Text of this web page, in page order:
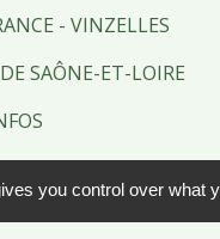
- VINZELLES
SAÔNE-ET-LOIRE
Mentions légales -
you control over what